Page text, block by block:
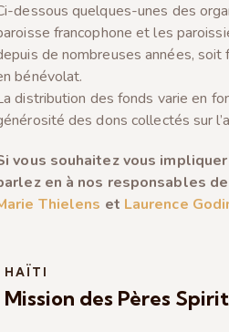
dessous quelques-unes des
francophone et les
de nombreuses années, soit
bénévolat.
distribution des fonds varie en
des dons collectés sur
vous souhaitez vous
en à nos responsables
Thielens et Laurence
HAÏTI
Mission des Pères